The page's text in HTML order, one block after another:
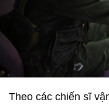
Theo các chiến sĩ